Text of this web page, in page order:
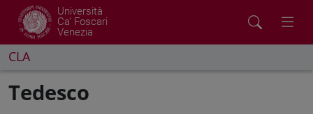
Università
Ca' Foscari
Venezia
CLA
Tedesco